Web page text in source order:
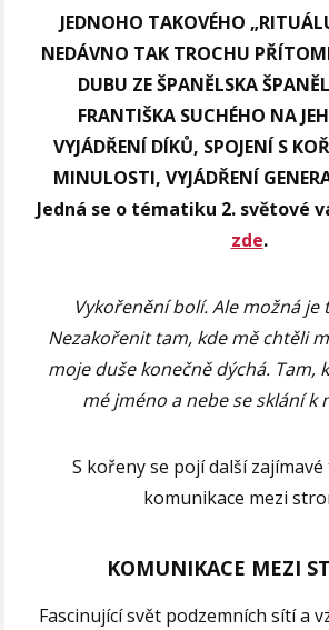
JEDNOHO TAKOVÉHO
NEDÁVNO TAK TROCHU
DUBU ZE ŠPANĚLSKA
FRANTIŠKA SUCHÉHO NA
VYJÁDŘENÍ DÍKŮ, SPOJENÍ S
MINULOSTI, VYJÁDŘENÍ
Jedná se o tématiku 2. světové
zde.
Vykořenění bolí. Ale možná je
Nezakořenit tam, kde mě chtěli
moje duše konečně dýchá. Tam,
mé jméno a nebe se sklání k
S kořeny se pojí další
komunikace mezi
KOMUNIKACE MEZI
Fascinující svět podzemních sítí a